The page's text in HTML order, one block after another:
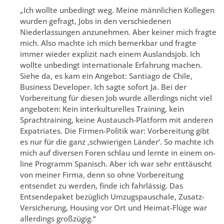
„Ich wollte unbedingt weg. Meine männlichen Kollegen
wurden gefragt, Jobs in den verschiedenen
Niederlassungen anzunehmen. Aber keiner mich fragte
mich. Also machte ich mich bemerkbar und fragte
immer wieder explizit nach einem Auslandsjob. Ich
wollte unbedingt internationale Erfahrung machen.
Siehe da, es kam ein Angebot: Santiago de Chile,
Business Developer. Ich sagte sofort Ja. Bei der
Vorbereitung für diesen Job wurde allerdings nicht viel
angeboten: Kein interkulturelles Training, kein
Sprachtraining, keine Austausch-Platform mit anderen
Expatriates. Die Firmen-Politik war: Vorbereitung gibt
es nur für die ganz ‚schwierigen Länder‘. So machte ich
mich auf diversen Foren schlau und lernte in einem on-
line Programm Spanisch. Aber ich war sehr enttäuscht
von meiner Firma, denn so ohne Vorbereitung
entsendet zu werden, finde ich fahrlässig. Das
Entsendepaket bezüglich Umzugspauschale, Zusatz-
Versicherung, Housing vor Ort und Heimat-Flüge war
allerdings großzügig.“